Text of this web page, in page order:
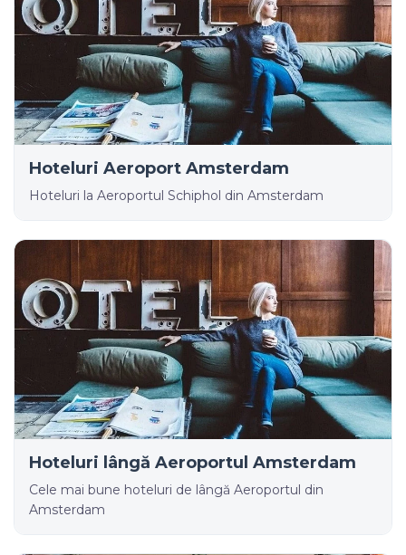
Hoteluri Aeroport Amsterdam
Hoteluri la Aeroportul Schiphol din Amsterdam
Hoteluri lângă Aeroportul Amsterdam
Cele mai bune hoteluri de lângă Aeroportul din
Amsterdam